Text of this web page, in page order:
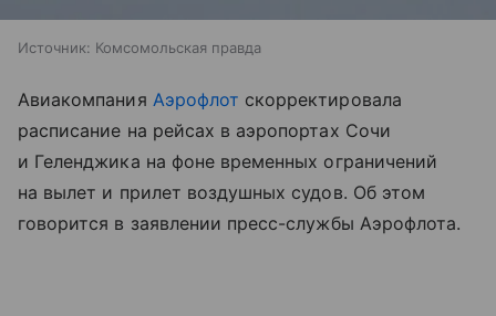
Источник: Комсомольская правда
Авиакомпания Аэрофлот скорректировала
расписание на рейсах в аэропортах Сочи
и Геленджика на фоне временных ограничений
на вылет и прилет воздушных судов. Об этом
говорится в заявлении пресс-службы Аэрофлота.